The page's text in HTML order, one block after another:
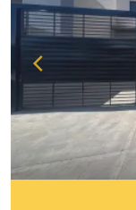
equivalente a
detalhes
em nosso site. Aproveite essa oportunidade! A
hora de
Imobiliária